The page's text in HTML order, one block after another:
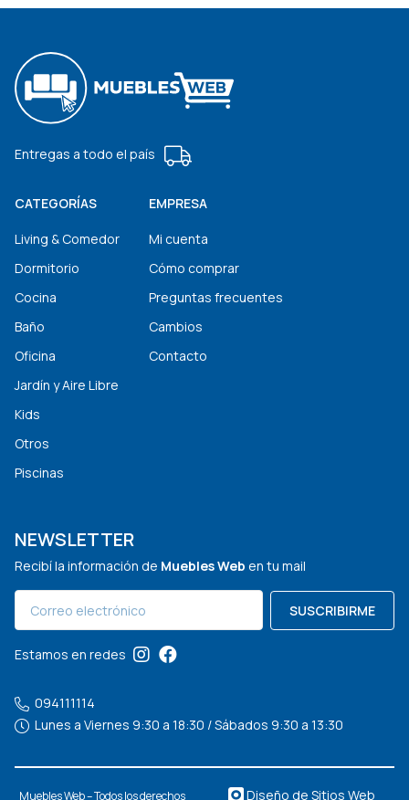
Entregas a todo el país
CATEGORÍAS
Living & Comedor
Dormitorio
Cocina
Baño
Oficina
Jardín y Aire Libre
Kids
Otros
Piscinas
EMPRESA
Mi cuenta
Cómo comprar
Preguntas frecuentes
Cambios
Contacto
NEWSLETTER
Recibí la información de Muebles Web en tu mail
SUSCRIBIRME
Estamos en redes
094111114
Lunes a Viernes 9:30 a 18:30 / Sábados 9:30 a 13:30
Muebles Web – Todos los derechos Diseño de Sitios Web